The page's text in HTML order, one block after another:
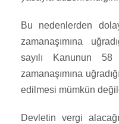
Bu nedenlerden
zamanaşımına
sayılı Kanunun
zamanaşımına
edilmesi mümkün
Devletin vergi